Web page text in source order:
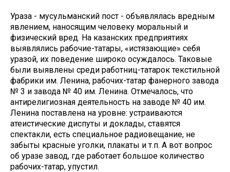
Ураза - мусульманский пост - объявлялась вредным
явлением, наносящим человеку моральный и
физический вред. На казанских предприятиях
выявлялись рабочие-татары, «истязающие» себя
уразой, их поведение широко осуждалось. Таковые
были выявлены среди работниц-татарок текстильной
фабрики им. Ленина, рабочих-татар фанерного завода
№ 3 и завода № 40 им. Ленина. Отмечалось, что
антирелигиозная деятельность на заводе № 40 им.
Ленина поставлена на уровне: устраиваются
атеистические диспуты и доклады, ставятся
спектакли, есть специальное радиовещание, не
забыты красные уголки, плакаты и т.п. А вот вопрос
об уразе завод, где работает большое количество
рабочих-татар, упустил.